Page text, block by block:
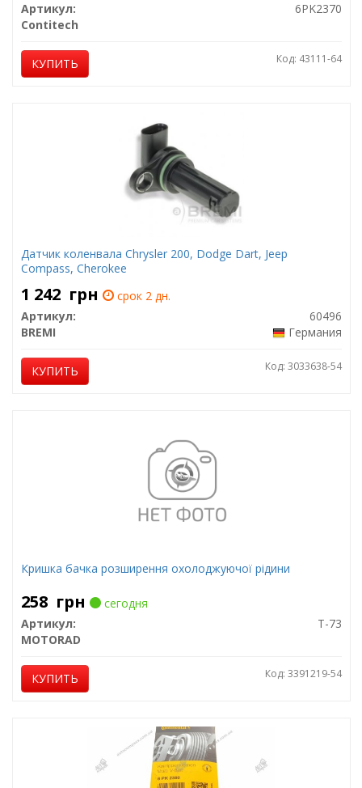
Артикул:
6PK2370
Contitech
КУПИТЬ Код: 43111-64
Датчик коленвала Chrysler 200, Dodge Dart, Jeep
Compass, Cherokee
1 242 грн
срок 2 дн.
Артикул:
60496
BREMI
Германия
КУПИТЬ Код: 3033638-54
Кришка бачка розширення охолоджуючої рідини
258 грн
сегодня
Артикул:
T-73
MOTORAD
КУПИТЬ Код: 3391219-54